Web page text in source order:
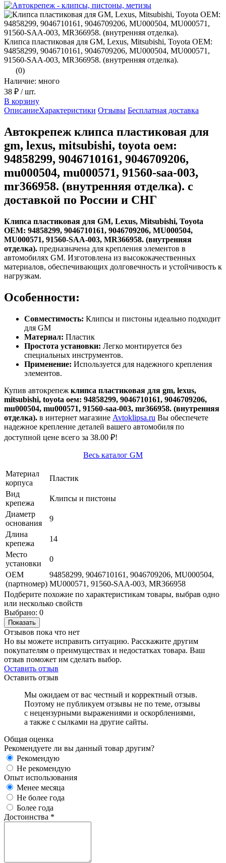
Клипса пластиковая для GM, Lexus, Mitsubishi, Toyota ОЕМ:
94858299, 9046710161, 9046709206, MU000504, MU000571,
91560-SAA-003, MR366958. (внутренняя отделка).
(0)
Наличие: много
38 ₽ / шт.
В корзину
ОписаниеХарактеристики Отзывы Бесплатная доставка
Автокрепеж клипса пластиковая для
gm, lexus, mitsubishi, toyota оем:
94858299, 9046710161, 9046709206,
mu000504, mu000571, 91560-saa-003,
mr366958. (внутренняя отделка). с
доставкой по России и СНГ
Клипса пластиковая для GM, Lexus, Mitsubishi, Toyota
ОЕМ: 94858299, 9046710161, 9046709206, MU000504,
MU000571, 91560-SAA-003, MR366958. (внутренняя
отделка). предназначена для крепления элементов в
автомобилях GM. Изготовлена из высококачественных
материалов, обеспечивающих долговечность и устойчивость к
нагрузкам.
Особенности:
Совместимость: Клипсы и пистоны идеально подходит
для GM
Материал: Пластик
Простота установки: Легко монтируется без
специальных инструментов.
Применение: Используется для надежного крепления
элементов.
Купив автокрепеж клипса пластиковая для gm, lexus,
mitsubishi, toyota оем: 94858299, 9046710161, 9046709206,
mu000504, mu000571, 91560-saa-003, mr366958. (внутренняя
отделка). в интернет магазине Avtoklipsa.ru Вы обеспечете
надежное крепление деталей вашего автомобиля по
доступной цене всего за 38.00 ₽!
Весь каталог GM
Материал
корпуса
Пластик
Вид
крепежа
Клипсы и пистоны
Диаметр
основания
9
Длина
крепежа
14
Место
установки
0
OEM
(партномер)
94858299, 9046710161, 9046709206, MU000504,
MU000571, 91560-SAA-003, MR366958
Подберите похожие по характеристикам товары, выбрав одно
или несколько свойств
Выбрано: 0
Показать
Отзывов пока что нет
Но вы можете исправить ситуацию. Расскажите другим
покупателям о преимуществах и недостатках товара. Ваш
отзыв поможет им сделать выбор.
Оставить отзыв
Оставить отзыв
Мы ожидаем от вас честный и корректный отзыв.
Поэтому не публикуем отзывы не по теме, отзывы
с нецензурными выражениями и оскорблениями,
а также с сылками на другие сайты.
Общая оценка
Рекомендуете ли вы данный товар другим?
Рекомендую
Не рекомендую
Опыт использования
Менее месяца
Не более года
Более года
Достоинства *